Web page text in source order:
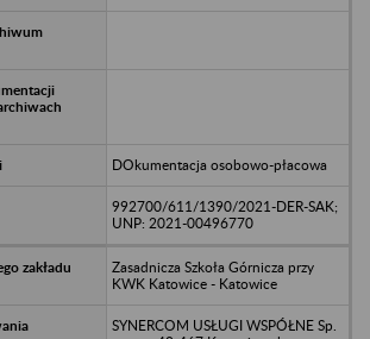
DOkumentacja osobowo-płacowa
992700/611/1390/2021-DER-SAK;
UNP: 2021-00496770
Zasadnicza Szkoła Górnicza przy
KWK Katowice - Katowice
SYNERCOM USŁUGI WSPÓŁNE Sp.